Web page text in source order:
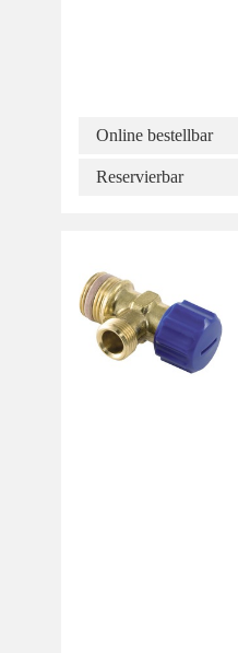
Online bestellbar
Reservierbar